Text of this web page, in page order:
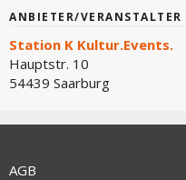
ANBIETER/VERANSTALTER
Station K Kultur.Events.
Hauptstr. 10
54439 Saarburg
AGB